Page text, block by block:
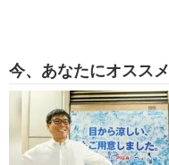
今、あなたにオススメ